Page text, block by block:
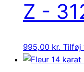
Z -
995,00 kr. Tilføj